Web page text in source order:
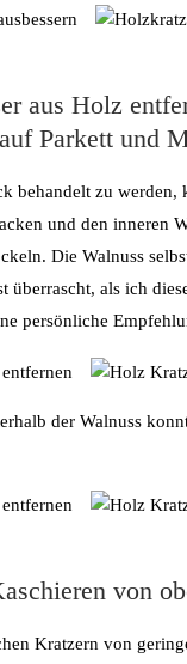
aus Holz
Parkett und
behandelt zu
und den inneren
Die Walnuss
als ich
persönliche
der Walnuss
von
Kratzern von